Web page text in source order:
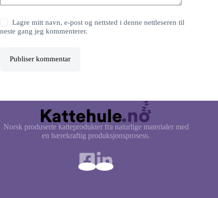
Lagre mitt navn, e-post og nettsted i denne nettleseren til
neste gang jeg kommenterer.
Publiser kommentar
Norsk produserte katteprodukter fra naturlige materialer med
en bærekraftig produksjonsprosess.